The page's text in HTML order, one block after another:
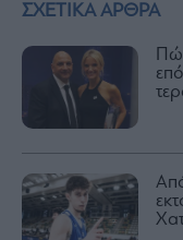
ΣΧΕΤΙΚΑ ΑΡΘΡΑ